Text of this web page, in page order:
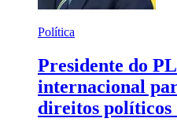
Política
Presidente do
internacional
direitos políticos